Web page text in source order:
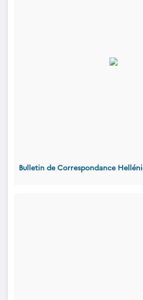
Bulletin de Correspondance